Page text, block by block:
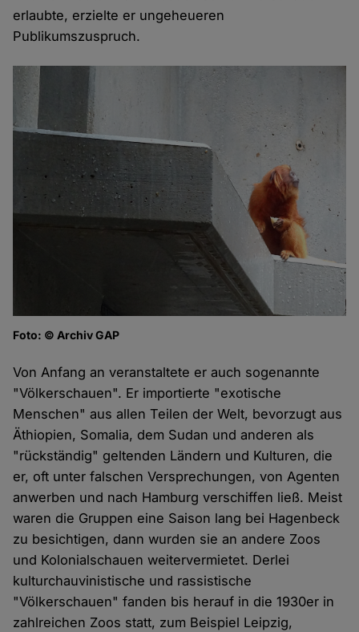
erlaubte, erzielte er ungeheueren
Publikumszuspruch.
Foto: © Archiv GAP
Von Anfang an veranstaltete er auch sogenannte
"Völkerschauen". Er importierte "exotische
Menschen" aus allen Teilen der Welt, bevorzugt aus
Äthiopien, Somalia, dem Sudan und anderen als
"rückständig" geltenden Ländern und Kulturen, die
er, oft unter falschen Versprechungen, von Agenten
anwerben und nach Hamburg verschiffen ließ. Meist
waren die Gruppen eine Saison lang bei Hagenbeck
zu besichtigen, dann wurden sie an andere Zoos
und Kolonialschauen weitervermietet. Derlei
kulturchauvinistische und rassistische
"Völkerschauen" fanden bis herauf in die 1930er in
zahlreichen Zoos statt, zum Beispiel Leipzig,